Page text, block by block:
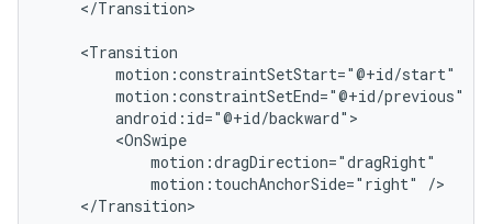
</Transition>
motion:touchAnchorSide="right"